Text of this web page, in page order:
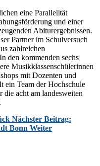
eine Parallelität
und einer
Abiturergebnissen.
Partner im Schulversuch
zahlreichen
den kommenden sechs
Musikklassenschülerinnen
mit Dozenten und
ein Team der Hochschule
die acht am landesweiten
Nächster Beitrag:
Bonn Weiter